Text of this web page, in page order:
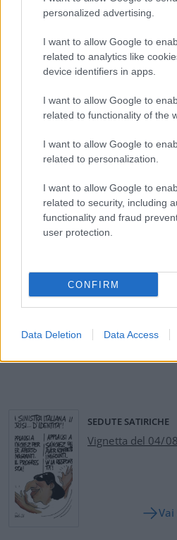
personalized advertising.
I want to allow Google to
related to analytics like
device identifiers in apps.
I want to allow Google to
related to functionality of the
I want to allow Google to
related to personalization.
I want to allow Google to
related to security, including
functionality and fraud
user protection.
CONFIRM
Data Deletion Data Access
entro due mesi dalla
prerequisito per ottenere
è la presenza, in quei piani,
transizione Verde e
contro i cambiamenti
finanziamenti di Mff e
generale, le spese
consistenti con gli Accordi
sono quelli dai quali gli
purché non sia essa a
#COVID #GOVERNO
Pagina
Precedente
SEDUTE SATIRICHE
Vignetta del 04/